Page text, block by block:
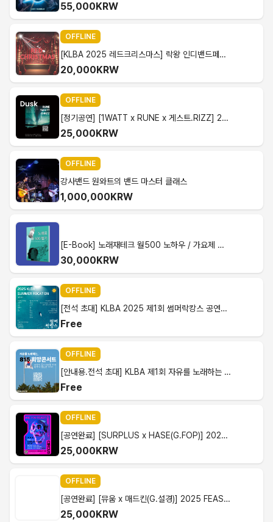
55,000KRW
OFFLINE
[KLBA 2025 레드크리스마스] 락왕 인디밴드페스티벌.양일권. 선착순 판매
20,000KRW
OFFLINE
[정기공연] [1WATT x RUNE x 게스트.RIZZ] 2025.10.25 FEAST And FEST Vol.03 "DUSK" 현매
25,000KRW
OFFLINE
강사밴드 원와트의 밴드 마스터 클래스
1,000,000KRW
[E-Book] 노래재테크 월500 노하우 / 가요제 노하우 편
30,000KRW
OFFLINE
[전석 초대] KLBA 2025 제1회 썸머락캉스 공연안내
Free
OFFLINE
[안내용.전석 초대] KLBA 제1회 자유를 노래하는 815희망콘서트
Free
OFFLINE
[공연완료] [SURPLUS x HASE(G.FOP)] 2025.6.14 FEAST And FEST Vol.02 현매
25,000KRW
OFFLINE
[공연완료] [뮤움 x 매드킨(G.설경)] 2025 FEAST And FEST Vol.01 현매
25,000KRW